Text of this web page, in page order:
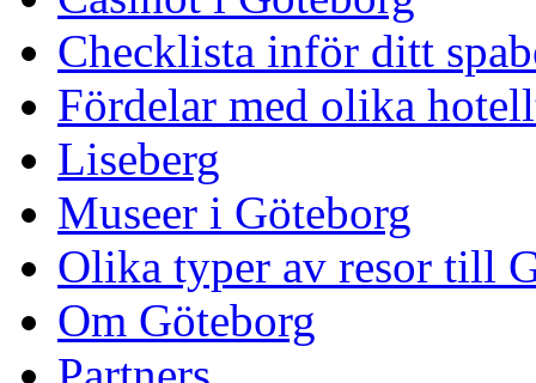
Checklista inför ditt
Fördelar med olika
Liseberg
Museer i Göteborg
Olika typer av resor till
Om Göteborg